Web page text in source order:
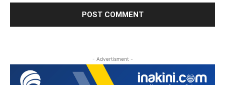
- Advertisment -